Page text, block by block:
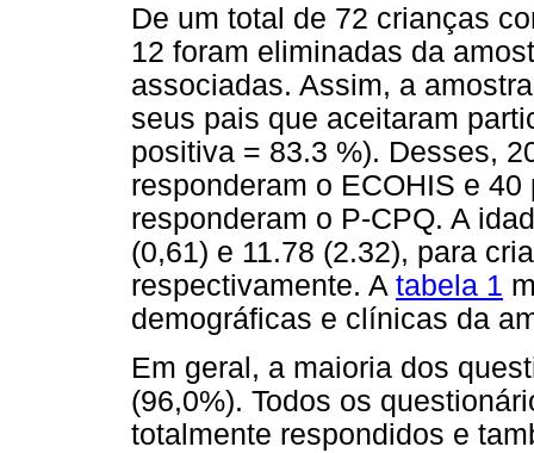
De um total de 72 crianças
12 foram eliminadas da
associadas. Assim, a
seus pais que aceitaram
positiva = 83.3 %). Desses,
responderam o ECOHIS e
responderam o P-CPQ. A
(0,61) e 11.78 (2.32), para
respectivamente. A tabela 1
demográficas e clínicas da
Em geral, a maioria dos
(96,0%). Todos os
totalmente respondidos e